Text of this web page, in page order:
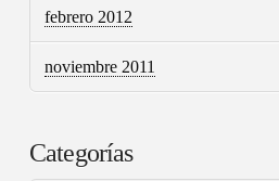
febrero 2012
noviembre 2011
Categorías